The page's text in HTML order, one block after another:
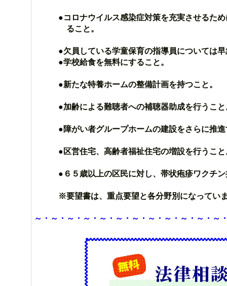
●コロナウイルス感染症対策を充実させるた
ること。
●欠員している学童保育の指導員については早
●学校給食を無料にすること。
●新たな特養ホームの整備計画を持つこと。
●加齢による難聴者への補聴器助成を行うこと
●障がい者グループホームの建設をさらに推進
●区営住宅、高齢者福祉住宅の増設を行うこと
●６５歳以上の区民に対し、帯状疱疹ワクチン
※要望書は、重点要望と各分野別になっていま
～・～・～・～・～・～・～・～・～・～・～・